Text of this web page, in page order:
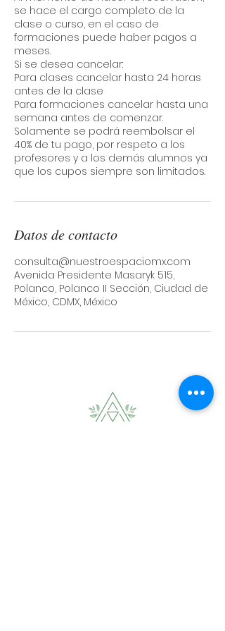
se hace el cargo completo de la
clase o curso, en el caso de
formaciones puede haber pagos a
meses.
Si se desea cancelar:
Para clases cancelar hasta 24 horas
antes de la clase
Para formaciones cancelar hasta una
semana antes de comenzar.
Solamente se podrá reembolsar el
40% de tu pago, por respeto a los
profesores y a los demás alumnos ya
Datos de contacto
consulta@nuestroespaciomx.com
Avenida Presidente Masaryk 515,
Polanco, Polanco II Sección, Ciudad de
México, CDMX, México